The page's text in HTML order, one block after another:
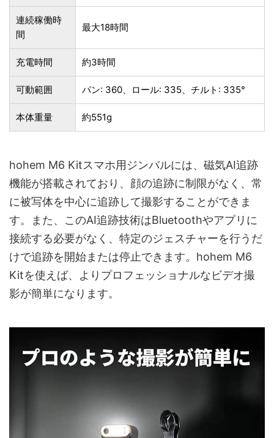
連続稼働時
間
最大18時間
充電時間 約3時間
可動範囲 パン: 360、ロール: 335、チルト: 335°
本体重量 約551g
hohem M6 Kitスマホ用ジンバルには、磁気AI追跡
機能が搭載されており、顔の追跡に制限がなく、常
に被写体を中心に追跡して撮影することができま
す。また、このAI追跡技術はBluetoothやアプリに
接続する必要がなく、特定のジェスチャーを行うだ
けで追跡を開始または停止できます。hohem M6
Kitを使えば、よりプロフェッショナルなビデオ撮
影が簡単になります。